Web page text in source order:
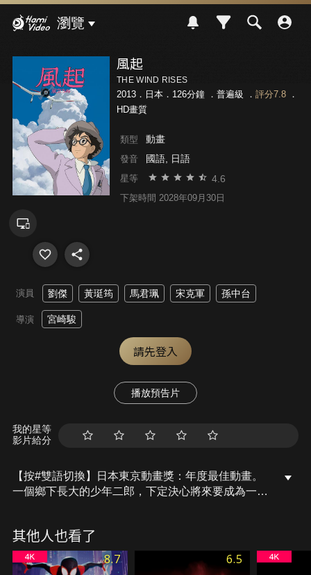
瀏覽
風起
THE WIND RISES
2013．日本．126分鐘 ． 普遍級 ． 評分7.8．
HD畫質
類型 動畫
發音 國語, 日語
星等 4.6
下架時間 2028年09月30日
演員 劉傑 黃珽筠 馬君珮 宋克軍 孫中台
導演 宮崎駿
請先登入
播放預告片
我的星等
影片給分
【按#雙語切換】日本東京動畫獎：年度最佳動畫。
一個鄉下長大的少年二郎，下定決心將來要成為一位
歷經了近代日本最黑暗的時期，從地方性的天災關東
大地震到全球性的人禍經濟大蕭條，以及當時仍然找
不到解藥的流行病─肺結核，一再考驗二郎對於實現
其他人也看了
8.7 6.5